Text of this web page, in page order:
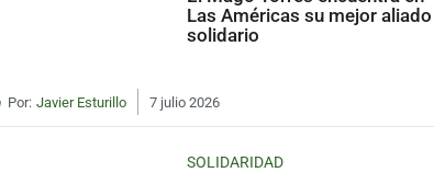
Las Américas su mejor aliado
solidario
Por: Javier Esturillo 7 julio 2026
SOLIDARIDAD